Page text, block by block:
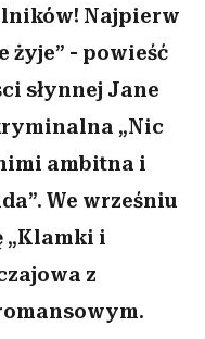
Najpierw
żyje” - powieść
słynnej Jane
„Nic
ambitna i
We wrześniu
„Klamki i
z